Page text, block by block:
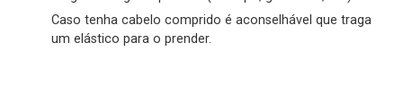
Caso tenha cabelo comprido é aconselhável que traga
um elástico para o prender.